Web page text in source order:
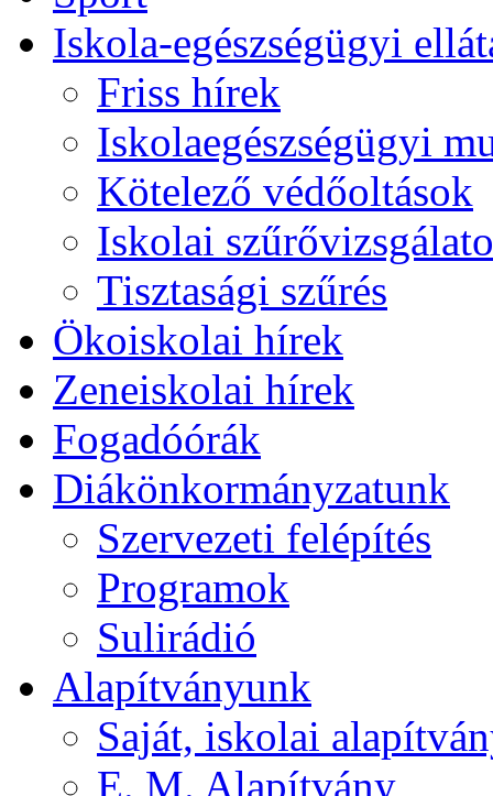
Iskola-egészségügyi
Friss hírek
Iskolaegészségügyi
Kötelező védőoltások
Iskolai
Tisztasági szűrés
Ökoiskolai hírek
Zeneiskolai hírek
Fogadóórák
Diákönkormányzatunk
Szervezeti felépítés
Programok
Sulirádió
Alapítványunk
Saját, iskolai
E. M. Alapítvány